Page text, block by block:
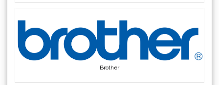
WrapCut(2)
Yellotools